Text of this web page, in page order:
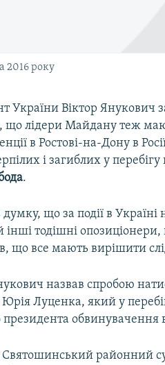
2016 року
України Віктор Янукович
що лідери Майдану теж
в Ростові-на-Дону в
і загиблих у
.
що за події в Україні
тодішні
що все мають вирішити
назвав спробою
Луценка, який у
обвинувачення
Святошинський районний